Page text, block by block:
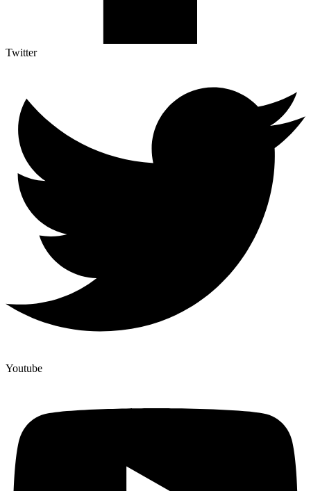
Twitter
Youtube